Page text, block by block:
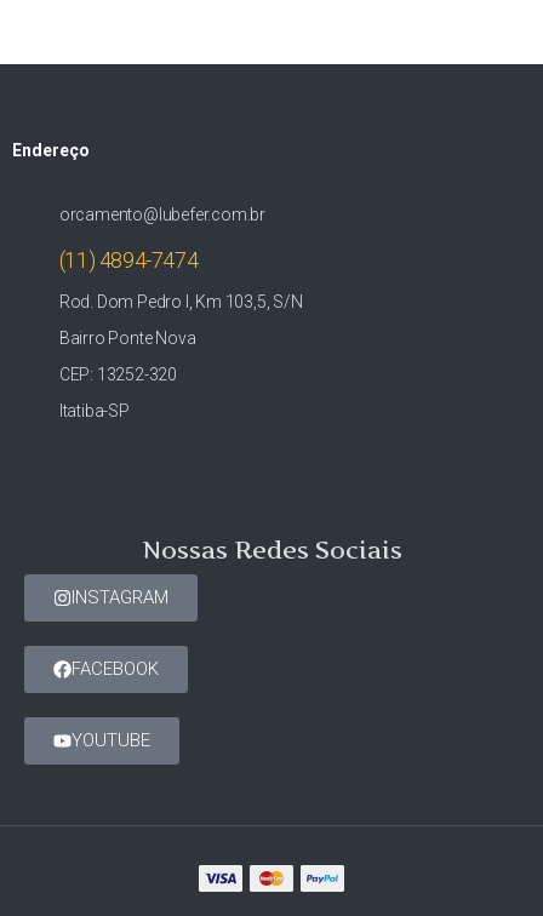
Endereço
orcamento@lubefer.com.br
(11) 4894-7474
Rod. Dom Pedro I, Km 103,5, S/N
Bairro Ponte Nova
CEP: 13252-320
Itatiba-SP
Nossas Redes Sociais
INSTAGRAM
FACEBOOK
YOUTUBE